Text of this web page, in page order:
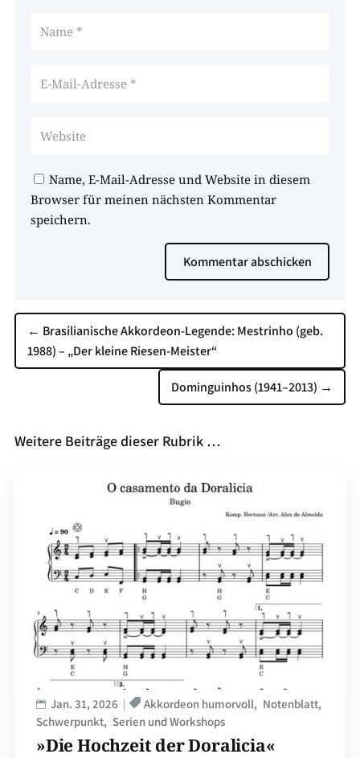
Name, E-Mail-Adresse und Website in diesem
Browser für meinen nächsten Kommentar
speichern.
Kommentar abschicken
← Brasilianische Akkordeon-Legende: Mestrinho (geb.
1988) – „Der kleine Riesen-​Meister“
Dominguinhos (1941–2013) →
Weitere Beiträge dieser Rubrik …
»Die Hochzeit der Doralicia«
Jan. 31, 2026 Akkordeon humorvoll
Notenblatt
Schwerpunkt
Serien und Workshops